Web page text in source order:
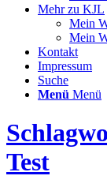
Mehr zu KJL
Mein
Mein
Kontakt
Impressum
Suche
Menü Menü
Test